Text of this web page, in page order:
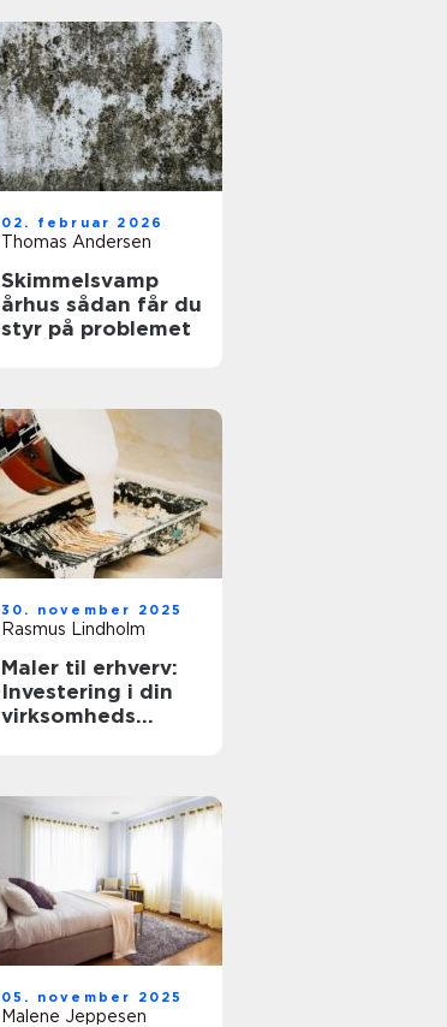
02. februar 2026
Thomas Andersen
Skimmelsvamp
århus sådan får du
styr på problemet
30. november 2025
Rasmus Lindholm
Maler til erhverv:
Investering i din
virksomheds
05. november 2025
Malene Jeppesen